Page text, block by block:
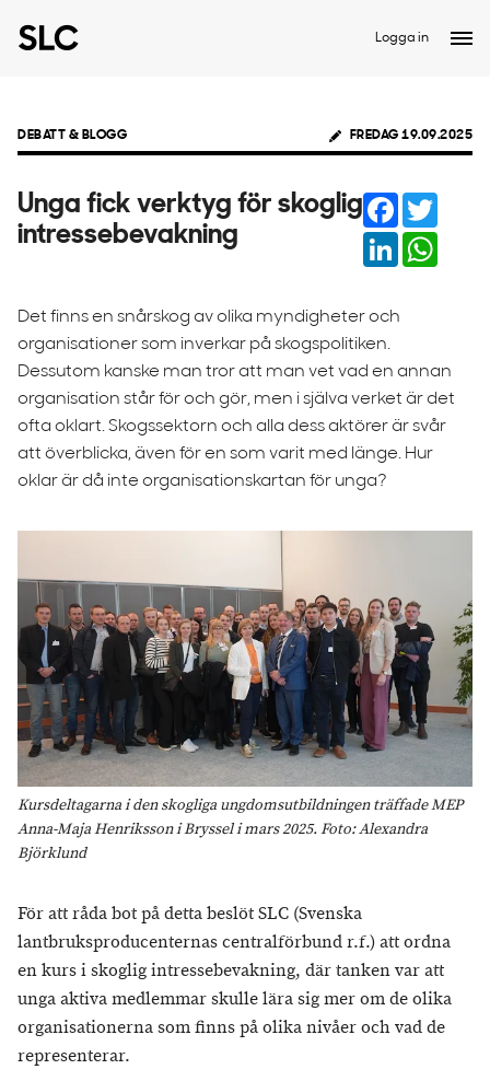
Logga in
DEBATT & BLOGG FREDAG 19.09.2025
Unga fick verktyg för skoglig
intressebevakning
Facebook
LinkedIn
Det finns en snårskog av olika myndigheter och
organisationer som inverkar på skogspolitiken.
Dessutom kanske man tror att man vet vad en annan
organisation står för och gör, men i själva verket är det
ofta oklart. Skogssektorn och alla dess aktörer är svår
att överblicka, även för en som varit med länge. Hur
oklar är då inte organisationskartan för unga?
Kursdeltagarna i den skogliga ungdomsutbildningen träffade MEP
Anna-Maja Henriksson i Bryssel i mars 2025. Foto: Alexandra
Björklund
För att råda bot på detta beslöt SLC (Svenska
lantbruksproducenternas centralförbund r.f.) att ordna
en kurs i skoglig intressebevakning, där tanken var att
unga aktiva medlemmar skulle lära sig mer om de olika
organisationerna som finns på olika nivåer och vad de
representerar.